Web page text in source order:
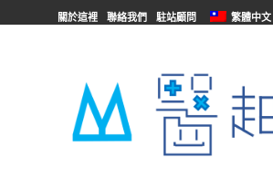
關於這裡 聯絡我們 駐站顧問 繁體中文